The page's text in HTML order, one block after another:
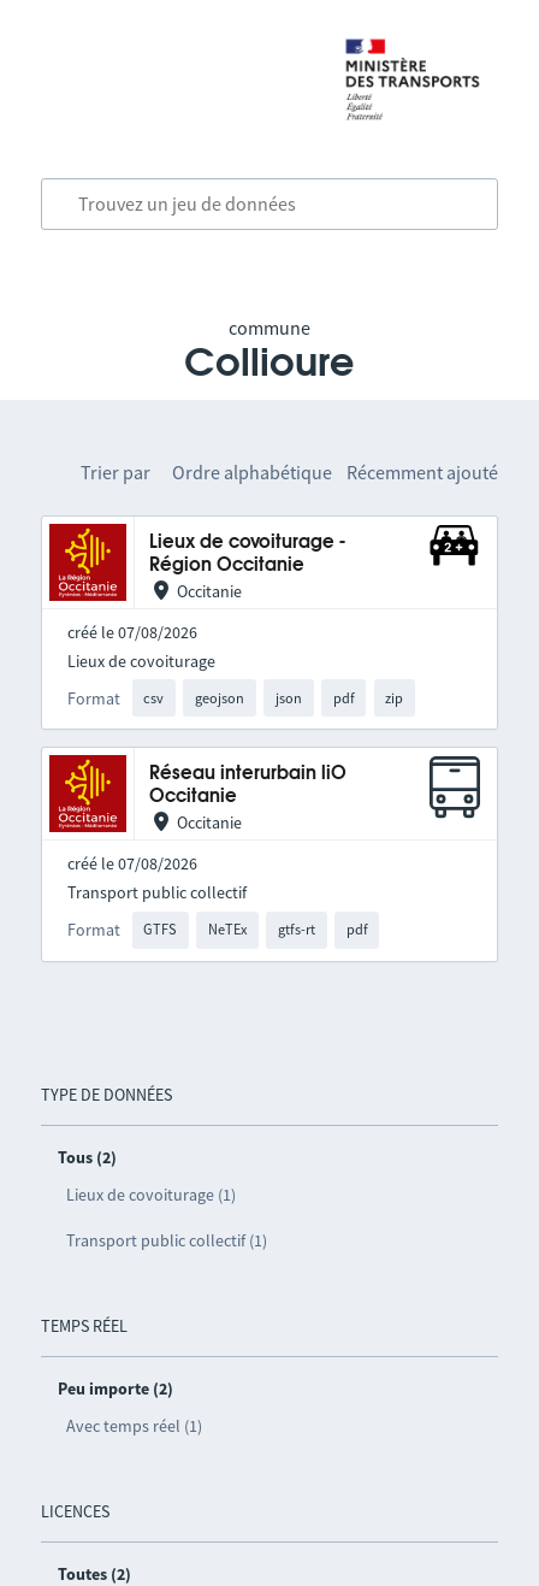
commune
Collioure
TYPE DE DONNÉES
Tous (2)
Lieux de covoiturage (1)
Transport public collectif (1)
TEMPS RÉEL
Peu importe (2)
Avec temps réel (1)
LICENCES
Toutes (2)
Trier par Ordre alphabétique Récemment ajouté
Lieux de covoiturage -
Région Occitanie
Occitanie
créé le 07/08/2026
Format csv geojson json pdf zip
Lieux de covoiturage
Réseau interurbain liO
Occitanie
Occitanie
créé le 07/08/2026
Format GTFS NeTEx gtfs-rt pdf
Transport public collectif